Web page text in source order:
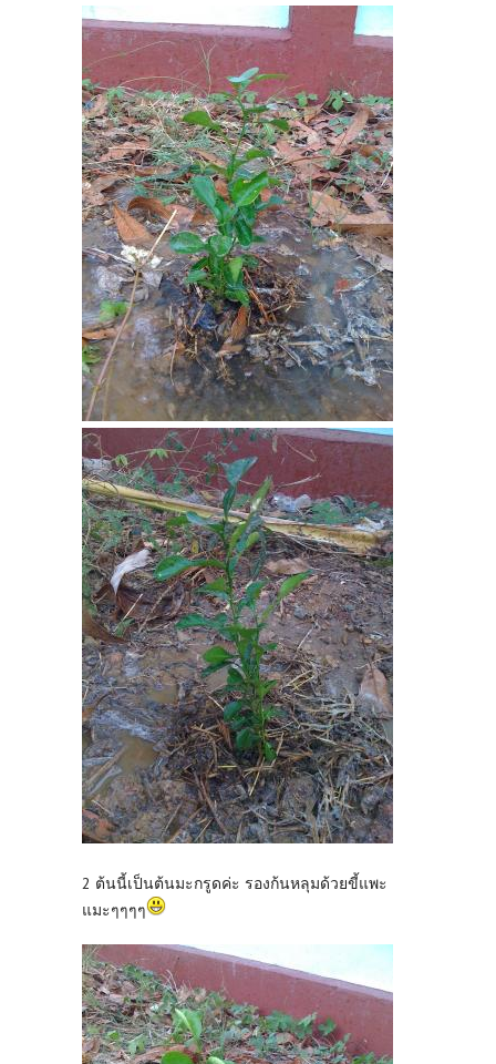
2 ต้นนี้เป็นต้นมะกรูดค่ะ รองก้นหลุมด้วยขี้แพะ
แมะๆๆๆๆ